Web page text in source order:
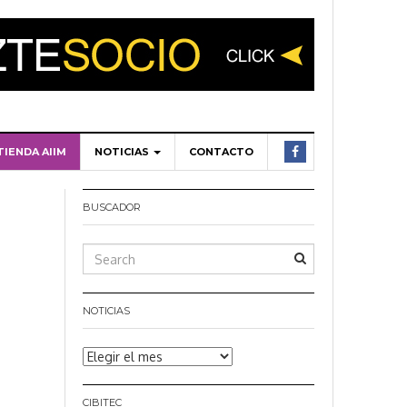
AIIM NOTICIAS CONTACTO
BUSCADOR
NOTICIAS
Noticias
CIBITEC